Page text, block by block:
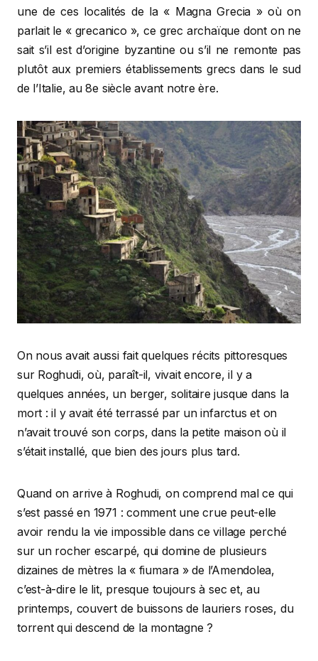
une de ces localités de la « Magna Grecia » où on
parlait le « grecanico », ce grec archaïque dont on ne
sait s’il est d’origine byzantine ou s’il ne remonte pas
plutôt aux premiers établissements grecs dans le sud
de l’Italie, au 8e siècle avant notre ère.
On nous avait aussi fait quelques récits pittoresques
sur Roghudi, où, paraît-il, vivait encore, il y a
quelques années, un berger, solitaire jusque dans la
mort : il y avait été terrassé par un infarctus et on
n’avait trouvé son corps, dans la petite maison où il
s’était installé, que bien des jours plus tard.
Quand on arrive à Roghudi, on comprend mal ce qui
s’est passé en 1971 : comment une crue peut-elle
avoir rendu la vie impossible dans ce village perché
sur un rocher escarpé, qui domine de plusieurs
dizaines de mètres la « fiumara » de l’Amendolea,
c’est-à-dire le lit, presque toujours à sec et, au
printemps, couvert de buissons de lauriers roses, du
torrent qui descend de la montagne ?